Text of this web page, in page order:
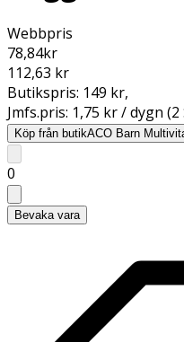
Webbpris
78,84kr
112,63 kr
Butikspris: 149 kr,
Jmfs.pris: 1,75 kr / dygn (2
Köp från butikACO Barn
0
Bevaka vara